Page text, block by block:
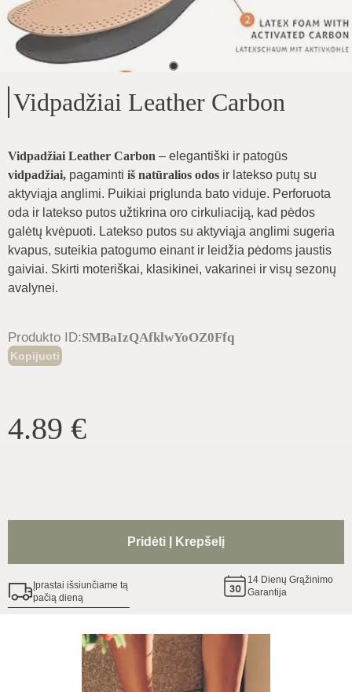
Vidpadžiai Leather Carbon
Vidpadžiai Leather Carbon – elegantiški ir patogūs
vidpadžiai, pagaminti iš natūralios odos ir latekso putų su
aktyviąja anglimi. Puikiai priglunda bato viduje. Perforuota
oda ir latekso putos užtikrina oro cirkuliaciją, kad pėdos
galėtų kvėpuoti. Latekso putos su aktyviąja anglimi sugeria
kvapus, suteikia patogumo einant ir leidžia pėdoms jaustis
gaiviai. Skirti moteriškai, klasikinei, vakarinei ir visų sezonų
avalynei.
Produkto ID:SMBaIzQAfklwYoOZ0Ffq
Kopijuoti
4.89 €
Pridėti Į Krepšelį
Įprastai išsiunčiame tą
pačią dieną
14 Dienų Grąžinimo
Garantija